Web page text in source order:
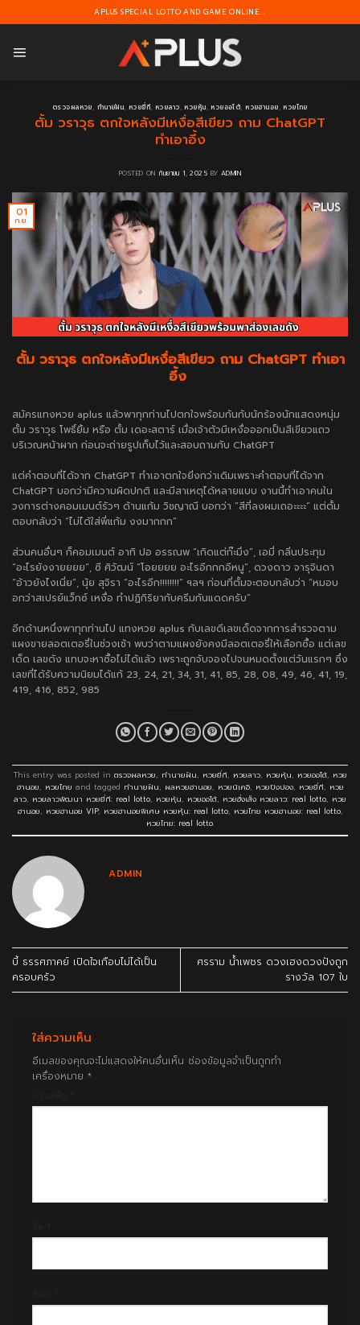
to
APLUS SPECIAL LOTTO AND GAME ONLINE...
ตรวจผลหวย, ทำนายฝัน, หวยยี่กี, หวยลาว, หวยหุ้น, หวยออโต้, หวยฮานอย, หวยไทย
ตั้ม วราวุธ ตกใจหลังมีเหงื่อสีเขียว ถาม ChatGPT
ทำเอาอึ้ง
POSTED ONกันยายน 1, 2025 BY ADMIN
01
ก.ย.
ตั้ม วราวุธ ตกใจหลังมีเหงื่อสีเขียว ถาม ChatGPT ทำเอา
อึ้ง
สมัครแทงหวย aplus แล้วพาทุกท่านไปตกใจพร้อมกันกับนักร้องนักแสดงหนุ่ม
ตั้ม วราวุธ โพธิ์ยิ้ม หรือ ตั้ม เดอะสตาร์ เมื่อเจ้าตัวมีเหงื่อออกเป็นสีเขียวแถว
บริเวณหน้าผาก ก่อนจะถ่ายรูปเก็บไว้และสอบถามกับ ChatGPT
แต่คำตอบที่ได้จาก ChatGPT ทำเอาตกใจยิ่งกว่าเดิมเพราะคำตอบที่ได้จาก
ChatGPT บอกว่ามีความผิดปกติ และมีสาเหตุได้หลายแบบ งานนี้ทำเอาคนใน
วงการต่างคอมเมนต์รัวๆ ด้านแก้ม วิชญาณี บอกว่า “สีที่ลงผมเถอะะะะ” แต่ตั้ม
ตอบกลับว่า “ไม่ได้ใส่พี่แก้ม งงมากกก”
ส่วนคนอื่นๆ ก็คอมเมนต์ อาทิ ปอ อรรณพ “เกิดแต่ก๊ะมึง”, เอมี่ กลิ่นประทุม
“อะไรยังงายยยย”, ซี ศิวัฒน์ “โอยยยย อะไรอีกกกอีหนู”, ดวงดาว จารุจินดา
“อ้าวยังไงเนี่ย”, นุ้ย สุจิรา “อะไรอีก!!!!!!!!” ฯลฯ ก่อนที่ตั้มจะตอบกลับว่า “หมอบ
อกว่าสเปรย์แว็กซ์ เหงื่อ ทำปฏิกิริยากับครีมกันแดดครับ”
อีกด้านหนึ่งพาทุกท่านไป แทงหวย aplus กับเลขดีเลขเด็ดจากการสำรวจตาม
แผงขายลอตเตอรี่ในช่วงเช้า พบว่าตามแผงยังคงมีลอตเตอรี่ให้เลือกซื้อ แต่เลข
เด็ด เลขดัง แทบจะหาซื้อไม่ได้แล้ว เพราะถูกจับจองไปจนหมดตั้งแต่วันแรกๆ ซึ่ง
เลขที่ได้รับความนิยมได้แก้ 23, 24, 21, 34, 31, 41, 85, 28, 08, 49, 46, 41, 19,
419, 416, 852, 985
This entry was posted in ตรวจผลหวย, ทำนายฝัน, หวยยี่กี, หวยลาว, หวยหุ้น, หวยออโต้, หวย
ฮานอย, หวยไทย and tagged ทำนายฝัน, ผลหวยฮานอย, หวยนิเคอิ, หวยปิงปอง, หวยยี่กี, หวย
ลาว, หวยลาวพัฒนา หวยยี่กี: real lotto, หวยหุ้น, หวยออโต้, หวยฮั่งเส็ง หวยลาว: real lotto, หวย
ฮานอย, หวยฮานอย VIP, หวยฮานอยพิเศษ หวยหุ้น: real lotto, หวยไทย หวยฮานอย: real lotto,
หวยไทย: real lotto.
ADMIN
บี้ ธรรศภาคย์ เปิดใจเกือบไม่ได้เป็น
ครอบครัว
ศรราม น้ำเพชร ดวงเฮงดวงปังถูก
รางวัล 107 ใบ
ใส่ความเห็น
อีเมลของคุณจะไม่แสดงให้คนอื่นเห็น ช่องข้อมูลจำเป็นถูกทำ
เครื่องหมาย *